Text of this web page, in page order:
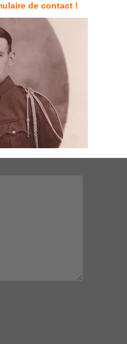
*
de contact !